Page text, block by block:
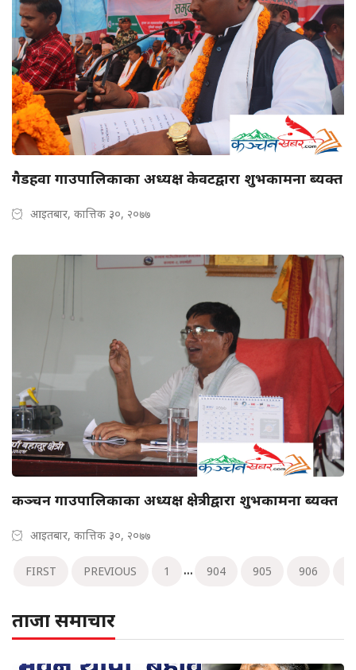
गैडहवा गाउपालिकाका अध्यक्ष केवटद्वारा शुभकामना ब्यक्त
आइतबार, कात्तिक ३०, २०७७
कञ्चन गाउपालिकाका अध्यक्ष क्षेत्रीद्वारा शुभकामना ब्यक्त
आइतबार, कात्तिक ३०, २०७७
FIRST PREVIOUS 1 ... 904 905 906
ताजा समाचार